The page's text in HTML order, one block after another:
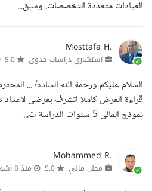
العيادات متعددة التخصصات، وسبق...
Mosttafa H.
استشاري دراسات جدوى
السلام عليكم ورحمة الله الساده/ ...
قراءة العرض كاملا اتشرف بعرضى لاعداد
نموذج المالى 5 سنوات الدراسة ت...
Mohammed R.
محلل مالي منذ 8 أشهر